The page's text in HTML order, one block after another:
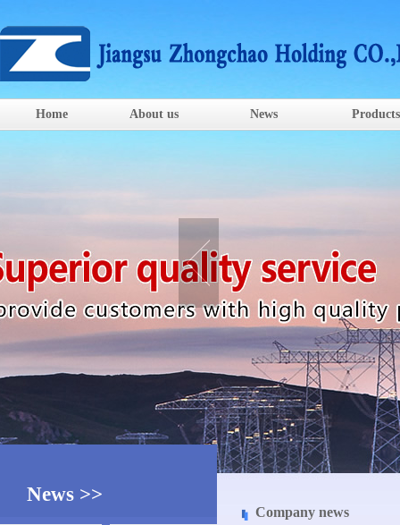
Home About us News Products
News >>
Company news